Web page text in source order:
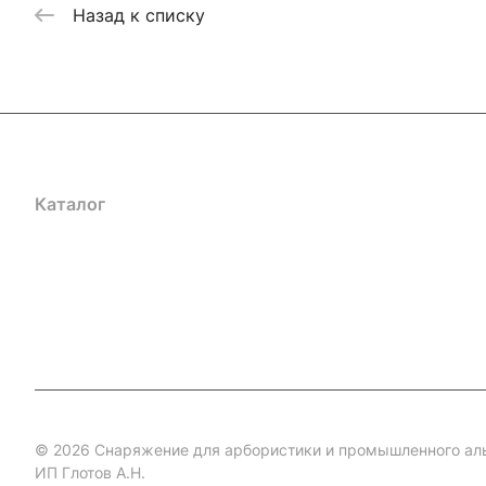
Назад к списку
Каталог
© 2026 Снаряжение для арбористики и промышленного
ИП Глотов А.Н.